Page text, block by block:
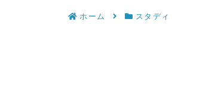
ホーム スタディ